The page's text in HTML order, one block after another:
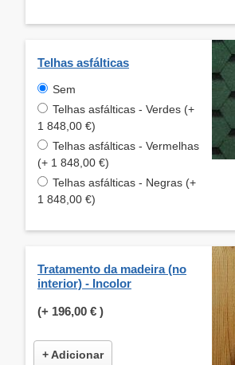
Telhas asfálticas
Sem
Telhas asfálticas - Verdes (+
1 848,00 €)
Telhas asfálticas - Vermelhas
(+ 1 848,00 €)
Telhas asfálticas - Negras (+
1 848,00 €)
Tratamento da madeira (no
interior) - Incolor
(+ 196,00 € )
+ Adicionar